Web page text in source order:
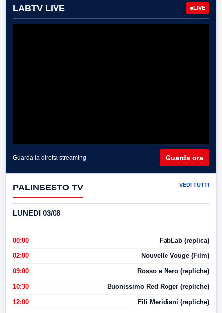
LABTV LIVE LIVE
Guarda la diretta streaming Guarda ora
PALINSESTO TV VEDI TUTTI
LUNEDI 03/08
00:00 FabLab (replica)
02:00 Nouvelle Vouge (Film)
09:00 Rosso e Nero (repliche)
10:30 Buonissimo Red Roger (repliche)
12:00 Fili Meridiani (repliche)